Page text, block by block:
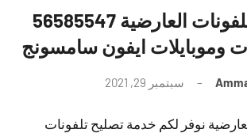
فني تصليح تلفونات العارضية 56585547
وموبايلات ايفون سامسونج
سبتمبر 29, 2021
تعليقات
نوفر لكم خدمة تصليح تلفونات